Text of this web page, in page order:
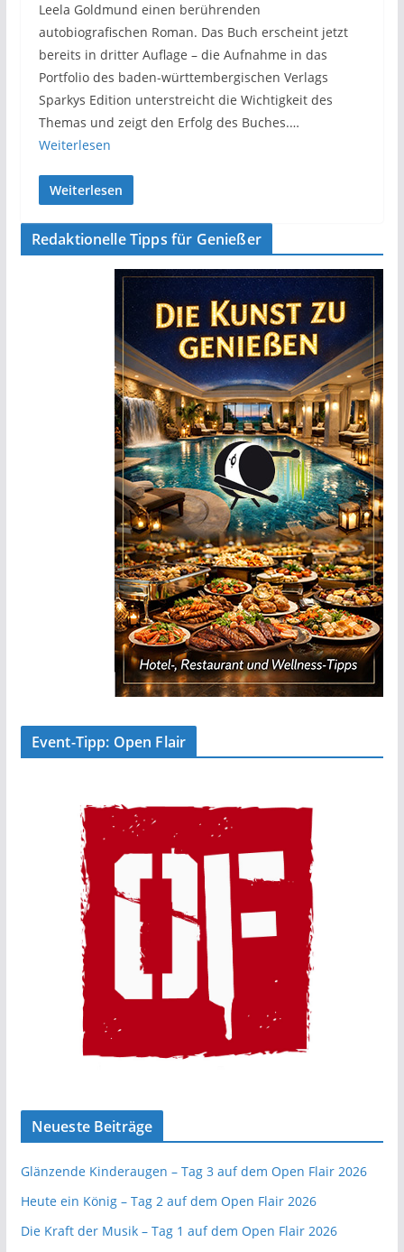
Leela Goldmund einen berührenden
autobiografischen Roman. Das Buch erscheint jetzt
bereits in dritter Auflage – die Aufnahme in das
Portfolio des baden-württembergischen Verlags
Sparkys Edition unterstreicht die Wichtigkeit des
Themas und zeigt den Erfolg des Buches.…
Weiterlesen
Weiterlesen
Redaktionelle Tipps für Genießer
Event-Tipp: Open Flair
Neueste Beiträge
Glänzende Kinderaugen – Tag 3 auf dem Open Flair 2026
Heute ein König – Tag 2 auf dem Open Flair 2026
Die Kraft der Musik – Tag 1 auf dem Open Flair 2026